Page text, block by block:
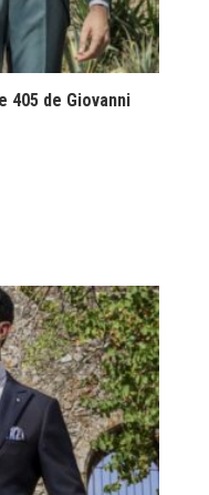
405 de Giovanni